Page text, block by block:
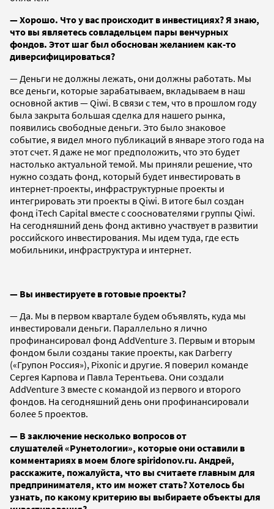
— Хорошо. Что у вас происходит в инвестициях? Я знаю,
что вы являетесь совладельцем пары венчурных
фондов. Этот шаг был обоснован желанием как-то
диверсифицироваться?
— Деньги не должны лежать, они должны работать. Мы
все деньги, которые зарабатываем, вкладываем в наш
основной актив — Qiwi. В связи с тем, что в прошлом году
была закрыта большая сделка для нашего рынка,
появились свободные деньги. Это было знаковое
событие, я видел много публикаций в январе этого года на
этот счет. Я даже не мог предположить, что это будет
настолько актуальной темой. Мы приняли решение, что
нужно создать фонд, который будет инвестировать в
интернет-проекты, инфраструктурные проекты и
интегрировать эти проекты в Qiwi. В итоге был создан
фонд iTech Capital вместе с сооснователями группы Qiwi.
На сегодняшний день фонд активно участвует в развитии
российского инвестирования. Мы идем туда, где есть
мобильники, инфраструктура и интернет.
— Вы инвестируете в готовые проекты?
— Да. Мы в первом квартале будем объявлять, куда мы
инвестировали деньги. Параллельно я лично
профинансировал фонд AddVenture 3. Первым и вторым
фондом были созданы такие проекты, как Darberry
(«Групон Россия»), Pixonic и другие. Я поверил команде
Сергея Карпова и Павла Терентьева. Они создали
AddVenture 3 вместе с командой из первого и второго
фондов. На сегодняшний день они профинансировали
более 5 проектов.
— В заключение несколько вопросов от
слушателей«Рунетологии», которые они оставили в
комментариях в моем блогеspiridonov.ru. Андрей,
расскажите, пожалуйста, что вы считаете главным для
предпринимателя, кто им может стать? Хотелось бы
узнать, по какому критерию вы выбираете объекты для